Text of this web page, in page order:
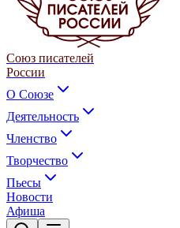
Союз писателей
России
О Союзе
Деятельность
Членство
Творчество
Пьесы
Новости
Афиша